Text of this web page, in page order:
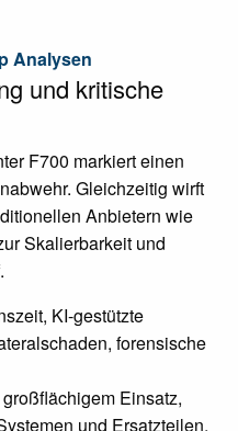
und kritische
F700 markiert einen
Gleichzeitig wirft
Anbietern wie
Skalierbarkeit und
KI-gestützte
forensische
Einsatz,
und Ersatzteilen,